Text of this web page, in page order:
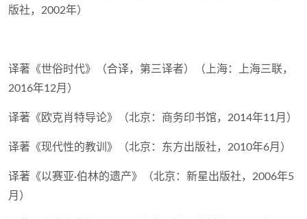
版社，2002年）
译著《世俗时代》（合译，第三译者）（上海：上海三联，
2016年12月）
译著《欧克肖特导论》（北京：商务印书馆，2014年11月）
译著《现代性的教训》（北京：东方出版社，2010年6月）
译著《以赛亚·伯林的遗产》（北京：新星出版社，2006年5
月）